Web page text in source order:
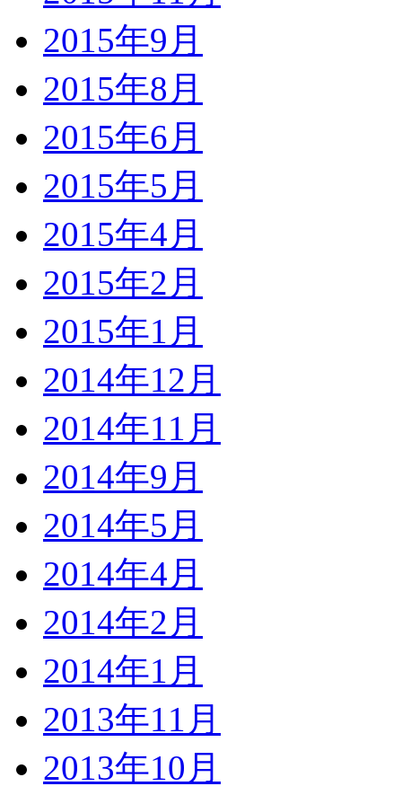
2015年9月
2015年8月
2015年6月
2015年5月
2015年4月
2015年2月
2015年1月
2014年12月
2014年11月
2014年9月
2014年5月
2014年4月
2014年2月
2014年1月
2013年11月
2013年10月